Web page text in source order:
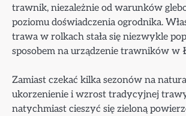
trawnik, niezależnie od warunków
poziomu doświadczenia ogrodnika.
trawa w rolkach stała się niezwykle
sposobem na urządzenie trawników w
Zamiast czekać kilka sezonów na
ukorzenienie i wzrost tradycyjnej
natychmiast cieszyć się zieloną